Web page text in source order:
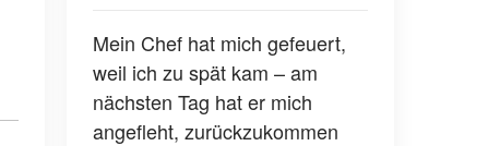
Mein Chef hat mich gefeuert,
weil ich zu spät kam – am
nächsten Tag hat er mich
angefleht, zurückzukommen